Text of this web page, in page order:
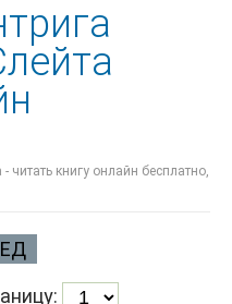
книгу онлайн бесплатно,